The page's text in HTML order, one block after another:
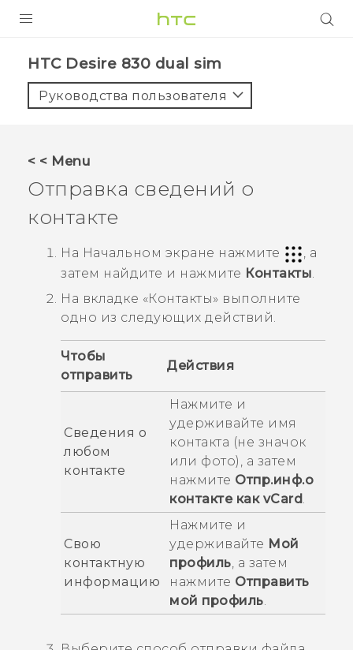
5G
VIVERSE
ПОДДЕРЖКА
HTC Desire 830 dual sim‎
Руководства пользователя
< < Menu
Отправка сведений о
контакте
На Начальном экране нажмите
, а
затем найдите и нажмите Контакты
На вкладке «Контакты» выполните
одно из следующих действий.
Чтобы
отправить
Действия
Сведения о
любом
контакте
Нажмите и
удерживайте имя
контакта (не значок
или фото), а затем
нажмите Отпр.инф.о
контакте как vCard
Свою
контактную
информацию
Нажмите и
удерживайте Мой
профиль , а затем
нажмите Отправить
мой профиль